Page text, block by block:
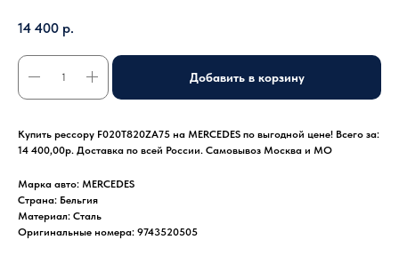
14 400 р.
Добавить в корзину
Купить рессору F020T820ZA75 на MERCEDES по выгодной цене! Всего за:
14 400,00р. Доставка по всей России. Самовывоз Москва и МО
Марка авто: MERCEDES
Страна: Бельгия
Материал: Сталь
Оригинальные номера: 9743520505